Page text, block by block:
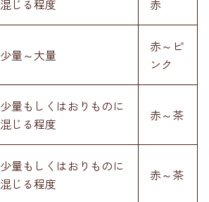
混じる程度
赤
少量～大量
赤～ピ
ンク
少量もしくはおりものに
混じる程度
赤～茶
少量もしくはおりものに
混じる程度
赤～茶